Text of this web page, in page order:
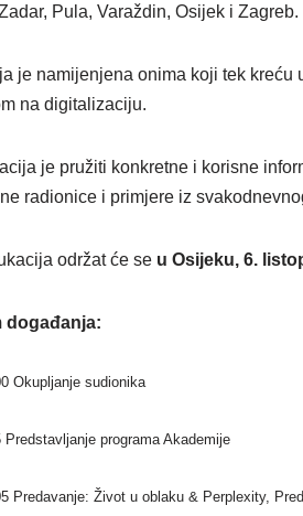
Pula, Varaždin, Osijek i Zagreb.
je namijenjena onima koji tek
na digitalizaciju.
je pružiti konkretne i korisne
radionice i primjere iz
održat će se u Osijeku, 6.
događanja:
Okupljanje sudionika
Predstavljanje programa Akademije
Predavanje: Život u oblaku & Perplexity,